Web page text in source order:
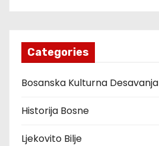
Categories
Bosanska Kulturna Desavanja
Historija Bosne
Ljekovito Bilje